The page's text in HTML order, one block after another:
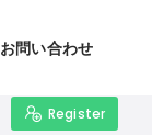
お問い合わせ
Register